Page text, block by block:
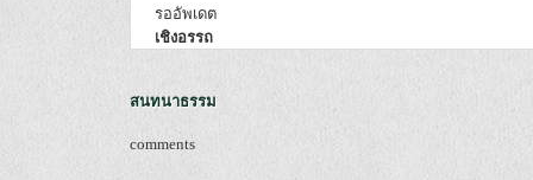
รออัพเดต
เชิงอรรถ
สนทนาธรรม
comments